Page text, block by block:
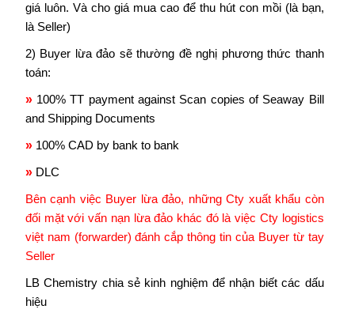
giá luôn. Và cho giá mua cao để thu hút con mồi (là bạn,
là Seller)
2) Buyer lừa đảo sẽ thường đề nghị phương thức thanh
toán:
» 100% TT payment against Scan copies of Seaway Bill
and Shipping Documents
» 100% CAD by bank to bank
» DLC
Bên cạnh việc Buyer lừa đảo, những Cty xuất khẩu còn
đối mặt với vấn nạn lừa đảo khác đó là việc Cty logistics
việt nam (forwarder) đánh cắp thông tin của Buyer từ tay
Seller
LB Chemistry chia sẻ kinh nghiệm để nhận biết các dấu
hiệu